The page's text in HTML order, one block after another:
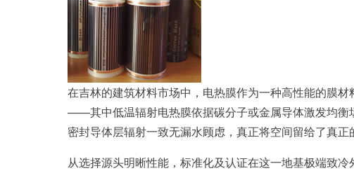
在吉林的建筑材料市场中，电热膜作为一种高性能的膜
——其中低温辐射电热膜依据碳分子或金属导体激发均衡
密封导体层辐射一致无漏水顾虑，真正将空间留给了真正
从选择源头明晰性能，标准化及认证在这一地基极端致